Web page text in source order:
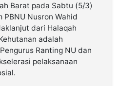
Barat pada Sabtu (5/3)
PBNU Nusron Wahid
dari Halaqah
adalah
Ranting NU dan
pelaksanaan